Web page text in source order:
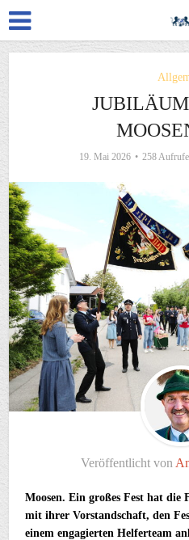
19. Mai 2026 258 Aufrufe
Veröffentlicht von
Moosen. Ein großes Fest hat die
mit ihrer Vorstandschaft, den
einem engagierten Helferteam